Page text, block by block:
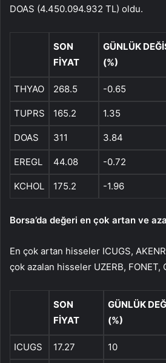
DOAS (4.450.094.932 TL) oldu.
SON
FİYAT
GÜNLÜK
(%)
THYAO 268.5 -0.65
TUPRS 165.2 1.35
DOAS 311 3.84
EREGL 44.08 -0.72
KCHOL 175.2 -1.96
Borsa’da değeri en çok artan ve
En çok artan hisseler ICUGS,
çok azalan hisseler UZERB, FONET,
SON
FİYAT
GÜNLÜK
(%)
ICUGS 17.27 10